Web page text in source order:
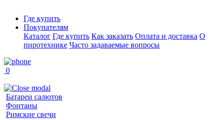
Где купить
Покупателям
Каталог Где купить Как заказать Оплата и доставка О
пиротехнике Часто задаваемые вопросы
0
Батареи салютов
Фонтаны
Римские свечи